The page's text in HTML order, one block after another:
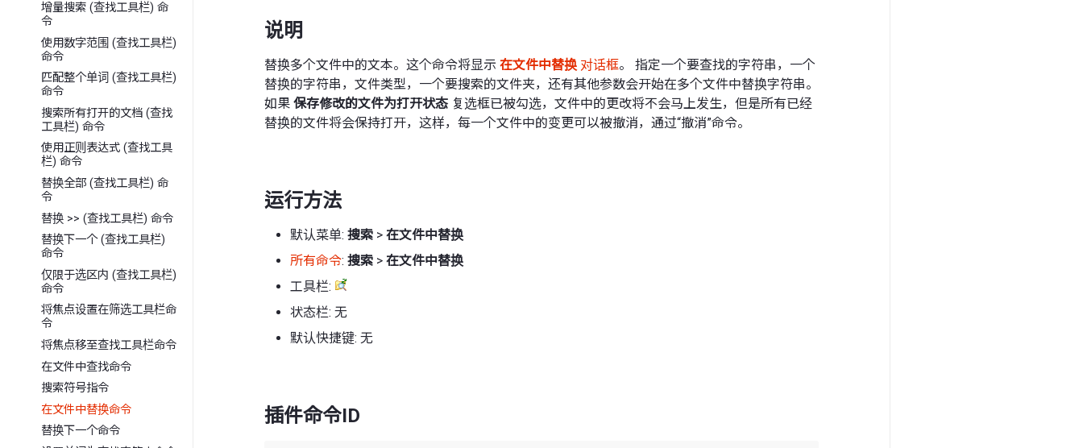
增量搜索 (查找工具栏) 命
令
使用数字范围 (查找工具栏)
命令
匹配整个单词 (查找工具栏)
命令
搜索所有打开的文档 (查找
工具栏) 命令
使用正则表达式 (查找工具
栏) 命令
替换全部 (查找工具栏) 命
令
替换 >> (查找工具栏) 命令
替换下一个 (查找工具栏)
命令
仅限于选区内 (查找工具栏)
命令
将焦点设置在筛选工具栏命
令
将焦点移至查找工具栏命令
在文件中查找命令
搜索符号指令
在文件中替换命令
替换下一个命令
说明
替换多个文件中的文本。这个命令将显示 在文件中替换 对话框。 指定一个要查找的字符串，一个
替换的字符串，文件类型，一个要搜索的文件夹，还有其他参数会开始在多个文件中替换字符串。
如果 保存修改的文件为打开状态 复选框已被勾选，文件中的更改将不会马上发生，但是所有已经
替换的文件将会保持打开，这样，每一个文件中的变更可以被撤消，通过“撤消”命令。
运行方法
默认菜单: 搜索 > 在文件中替换
所有命令: 搜索 > 在文件中替换
工具栏:
状态栏: 无
默认快捷键: 无
插件命令ID